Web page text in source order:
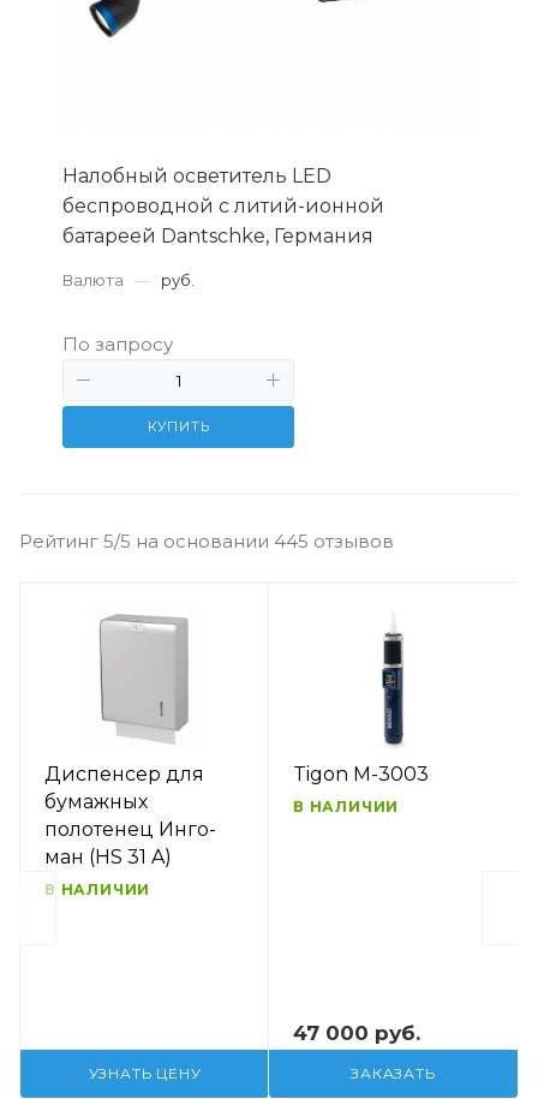
Налобный осветитель LED
беспроводной с литий-ионной
батареей Dantschke, Германия
Валюта — руб.
По запросу
КУПИТЬ
Рейтинг 5/5 на основании 445 отзывов
Диспенсер для
бумажных
полотенец Инго-
ман (HS 31 A)
В НАЛИЧИИ
УЗНАТЬ ЦЕНУ
Tigon M-3003
В НАЛИЧИИ
47 000 руб.
ЗАКАЗАТЬ